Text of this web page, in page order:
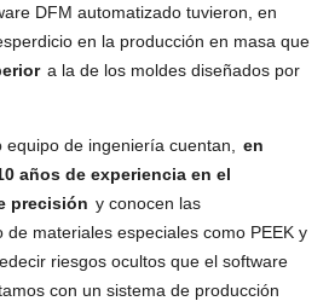
DFM automatizado tuvieron, en
en la producción en masa que
a la de los moldes diseñados por
de ingeniería cuentan,
en
años de experiencia en el
precisión y conocen las
materiales especiales como PEEK y
riesgos ocultos que el software
con un sistema de producción